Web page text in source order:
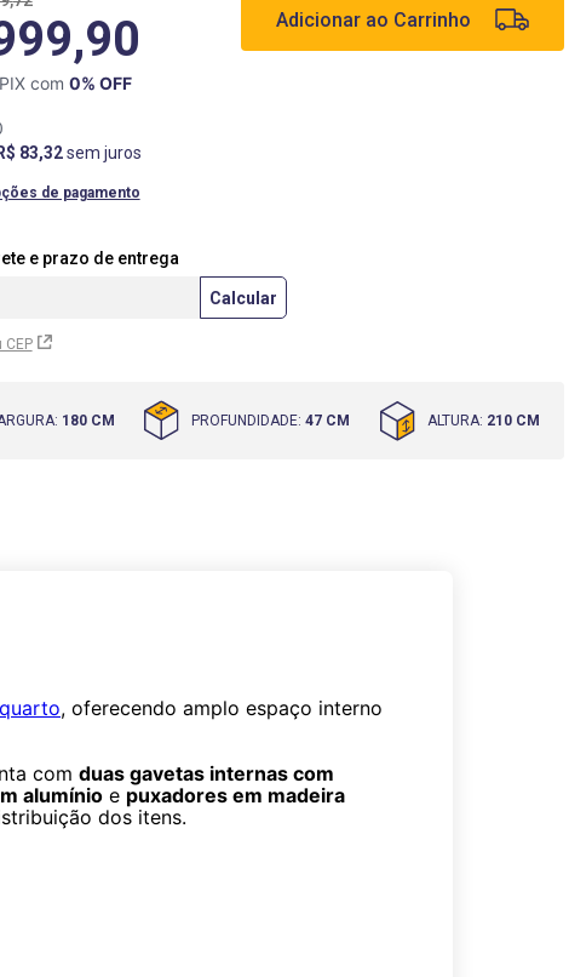
com 0% OFF
Adicionar ao Carrinho
R$ 83,32sem juros
de pagamento
CEP
: 180 CM PROFUNDIDADE: 47 CM ALTURA: 210 CM
quarto, oferecendo amplo espaço interno
com duas gavetas internas com
alumínio e puxadores em madeira
dos itens.